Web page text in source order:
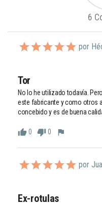
6
por
Tor
No lo he utilizado todavía.
este fabricante y como otros
concebido y es de buena
thumb_up0 thumb_down0 flag
por
Ex-rotulas